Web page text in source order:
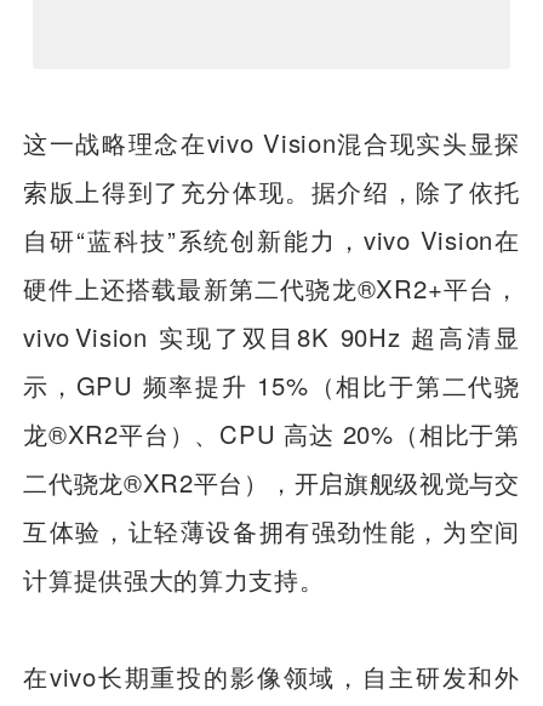
这一战略理念在vivo Vision混合现实头显探
索版上得到了充分体现。据介绍，除了依托
自研“蓝科技”系统创新能力，vivo Vision在
硬件上还搭载最新第二代骁龙®XR2+平台，
vivo Vision 实现了双目8K 90Hz 超高清显
示，GPU 频率提升 15%（相比于第二代骁
龙®XR2平台）、CPU 高达 20%（相比于第
二代骁龙®XR2平台），开启旗舰级视觉与交
互体验，让轻薄设备拥有强劲性能，为空间
计算提供强大的算力支持。
在vivo长期重投的影像领域，自主研发和外